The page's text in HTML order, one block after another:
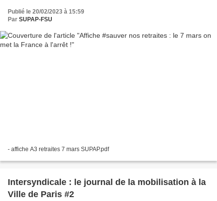
Publié le 20/02/2023 à 15:59
Par SUPAP-FSU
- affiche A3 retraites 7 mars SUPAP.pdf
Intersyndicale : le journal de la mobilisation à la
Ville de Paris #2